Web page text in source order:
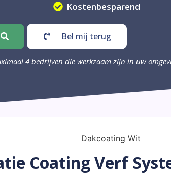
Kostenbesparend
Bel mij terug
4 bedrijven die werkzaam zijn in uw
Coating Verf